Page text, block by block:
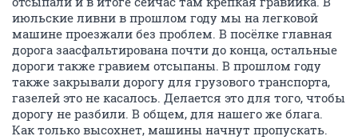
июльские ливни в прошлом году мы на легковой
машине проезжали без проблем. В посёлке главная
дорога заасфальтирована почти до конца, остальные
дороги также гравием отсыпаны. В прошлом году
также закрывали дорогу для грузового транспорта,
газелей это не касалось. Делается это для того, чтобы
дорогу не разбили. В общем, для нашего же блага.
Как только высохнет, машины начнут пропускать.